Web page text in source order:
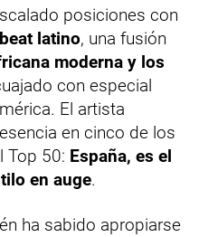
posiciones con
latino, una fusión
moderna y los
con especial
El artista
en cinco de los
Top 50: España, es el
en auge.
ha sabido apropiarse